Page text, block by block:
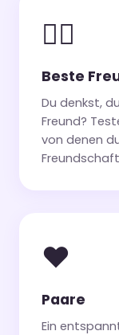
👯‍♀️
Beste
Du denkst,
Freund?
von denen
❤️
Paare
Ein